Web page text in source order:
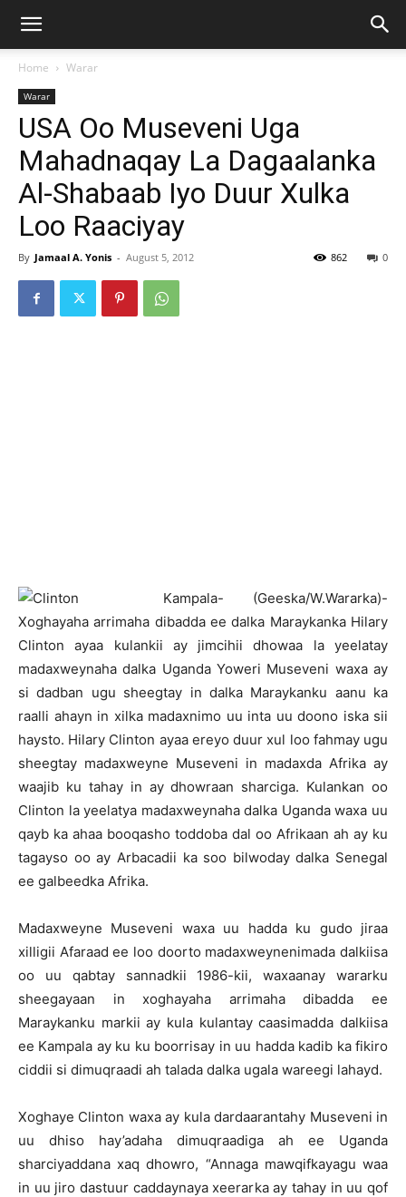
Home Warar
Warar
USA Oo Museveni Uga
Mahadnaqay La Dagaalanka
Al-Shabaab Iyo Duur Xulka
Loo Raaciyay
By Jamaal A. Yonis - August 5, 2012 0
862
Kampala- (Geeska/W.Wararka)-
Xoghayaha arrimaha dibadda ee dalka Maraykanka Hilary
Clinton ayaa kulankii ay jimcihii dhowaa la yeelatay
madaxweynaha dalka Uganda Yoweri Museveni waxa ay
si dadban ugu sheegtay in dalka Maraykanku aanu ka
raalli ahayn in xilka madaxnimo uu inta uu doono iska sii
haysto. Hilary Clinton ayaa ereyo duur xul loo fahmay ugu
sheegtay madaxweyne Museveni in madaxda Afrika ay
waajib ku tahay in ay dhowraan sharciga. Kulankan oo
Clinton la yeelatya madaxweynaha dalka Uganda waxa uu
qayb ka ahaa booqasho toddoba dal oo Afrikaan ah ay ku
tagayso oo ay Arbacadii ka soo bilwoday dalka Senegal
ee galbeedka Afrika.
Madaxweyne Museveni waxa uu hadda ku gudo jiraa
xilligii Afaraad ee loo doorto madaxweynenimada dalkiisa
oo uu qabtay sannadkii 1986-kii, waxaanay wararku
sheegayaan in xoghayaha arrimaha dibadda ee
Maraykanku markii ay kula kulantay caasimadda dalkiisa
ee Kampala ay ku ku boorrisay in uu hadda kadib ka fikiro
ciddii si dimuqraadi ah talada dalka ugala wareegi lahayd.
Xoghaye Clinton waxa ay kula dardaarantahy Museveni in
uu dhiso hay’adaha dimuqraadiga ah ee Uganda
sharciyaddana xaq dhowro, “Annaga mawqifkayagu waa
in uu jiro dastuur caddaynaya xeerarka ay tahay in uu qof